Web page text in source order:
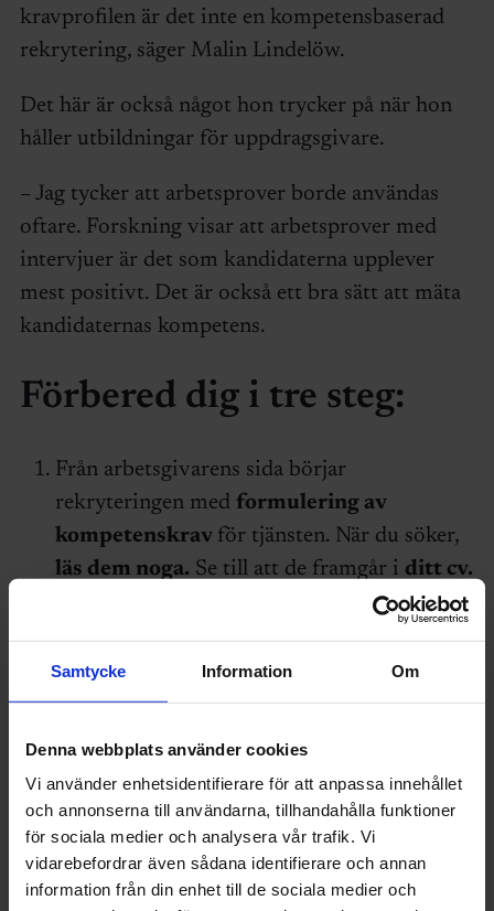
Samtycke Information Om
Denna webbplats använder cookies
Vi använder enhetsidentifierare för att anpassa innehållet
och annonserna till användarna, tillhandahålla funktioner
för sociala medier och analysera vår trafik. Vi
vidarebefordrar även sådana identifierare och annan
information från din enhet till de sociala medier och
kravprofilen är det inte en kompetensbaserad
rekrytering, säger Malin Lindelöw.
Det här är också något hon trycker på när hon
håller utbildningar för uppdragsgivare.
– Jag tycker att arbetsprover borde användas
oftare. Forskning visar att arbetsprover med
intervjuer är det som kandidaterna upplever
mest positivt. Det är också ett bra sätt att mäta
kandidaternas kompetens.
Förbered dig i tre steg:
Från arbetsgivarens sida börjar
rekryteringen med formulering av
kompetenskrav för tjänsten. När du söker,
läs dem noga. Se till att de framgår i ditt cv.
kommer du få
kompetenskraven för tjänsten du söker.
Testeranvänds ofta som en urvalsmetod.
Men de ska alltid mäta kompetenserna i
kravprofilen, inget annat.
Läs Ingenjörens